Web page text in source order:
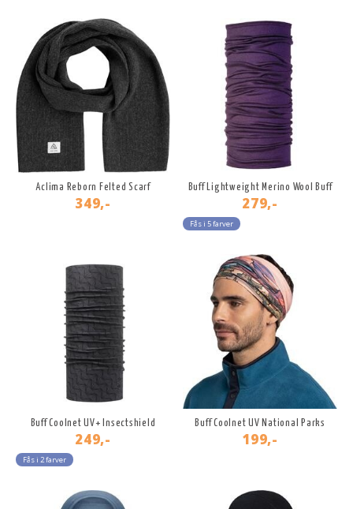
Aclima Reborn Felted Scarf
349,-
Buff Lightweight Merino Wool Buff
279,-
Fås i 5 farver
Buff Coolnet UV+ Insectshield
249,-
Fås i 2 farver
Buff Coolnet UV National Parks
199,-